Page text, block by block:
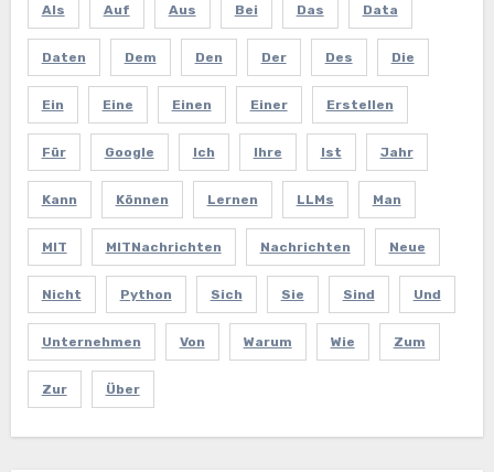
Als Auf Aus Bei Das Data
Daten Dem Den Der Des Die
Ein Eine Einen Einer Erstellen
Für Google Ich Ihre Ist Jahr
Kann Können Lernen LLMs Man
MIT MITNachrichten Nachrichten Neue
Nicht Python Sich Sie Sind Und
Unternehmen Von Warum Wie Zum
Zur Über